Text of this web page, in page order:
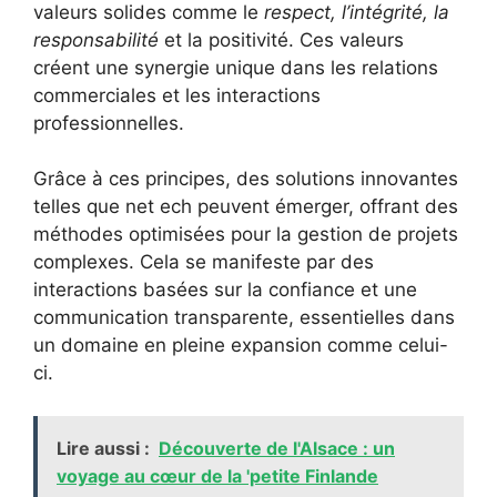
valeurs solides comme le respect, l’intégrité, la
responsabilité et la positivité. Ces valeurs
créent une synergie unique dans les relations
commerciales et les interactions
professionnelles.
Grâce à ces principes, des solutions innovantes
telles que net ech peuvent émerger, offrant des
méthodes optimisées pour la gestion de projets
complexes. Cela se manifeste par des
interactions basées sur la confiance et une
communication transparente, essentielles dans
un domaine en pleine expansion comme celui-
ci.
Lire aussi : Découverte de l'Alsace : un
voyage au cœur de la 'petite Finlande